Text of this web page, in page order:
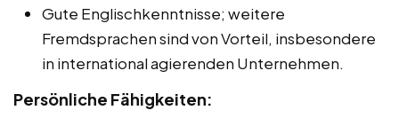
Gute Englischkenntnisse; weitere
Fremdsprachen sind von Vorteil, insbesondere
in international agierenden Unternehmen.
Persönliche Fähigkeiten: